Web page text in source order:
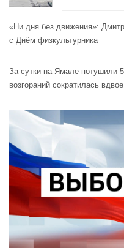
«Ни дня без движения»:
с Днём физкультурника
За сутки на Ямале потушили
возгораний сократилась вдвое